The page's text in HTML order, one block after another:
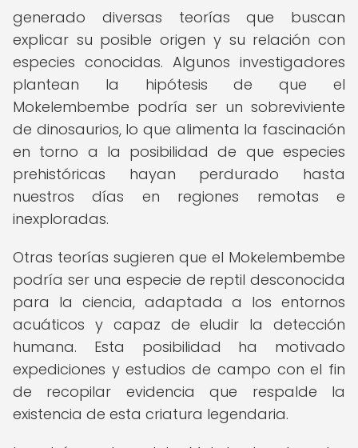
generado diversas teorías que buscan
explicar su posible origen y su relación con
especies conocidas. Algunos investigadores
plantean la hipótesis de que el
Mokelembembe podría ser un sobreviviente
de dinosaurios, lo que alimenta la fascinación
en torno a la posibilidad de que especies
prehistóricas hayan perdurado hasta
nuestros días en regiones remotas e
inexploradas.
Otras teorías sugieren que el Mokelembembe
podría ser una especie de reptil desconocida
para la ciencia, adaptada a los entornos
acuáticos y capaz de eludir la detección
humana. Esta posibilidad ha motivado
expediciones y estudios de campo con el fin
de recopilar evidencia que respalde la
existencia de esta criatura legendaria.